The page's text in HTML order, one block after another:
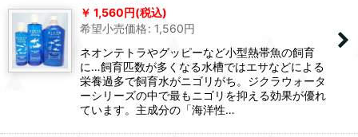
1,560円(税込)
希望小売価格: 1,560円
ネオンテトラやグッピーなど小型熱帯魚の飼育
に…飼育匹数が多くなる水槽ではエサなどによる
栄養過多で飼育水がニゴリがち。ジクラウォータ
ーシリーズの中で最もニゴリを抑える効果が優れ
ています。主成分の「海洋性…